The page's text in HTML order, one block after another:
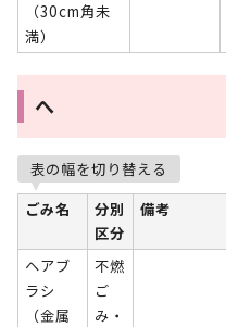
（30cm角未
満）
へ
表の幅を切り替える
ごみ名
分別
区分
備考
ヘアブ
ラシ
（金属
不燃
ご
み・